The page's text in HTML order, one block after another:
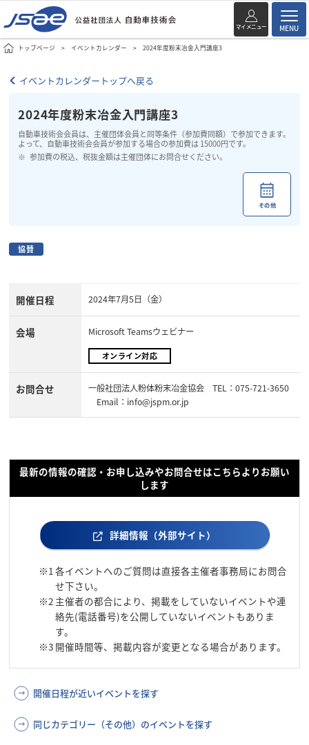
マイメニュー MENU
トップページ イベントカレンダー 2024年度粉末冶金入門講座3
イベントカレンダートップへ戻る
2024年度粉末冶金入門講座3
自動車技術会会員は、主催団体会員と同等条件（参加費同額）で参加できます。
よって、自動車技術会会員が参加する場合の参加費は 15000円です。
参加費の税込、税抜金額は主催団体にお問合せください。
その他
協賛
開催日程 2024年7月5日（金）
会場 Microsoft Teamsウェビナー
オンライン対応
お問合せ
一般社団法人粉体粉末冶金協会 TEL：075-721-3650
Email：info@jspm.or.jp
最新の情報の確認・お申し込みやお問合せはこちらよりお願い
します
詳細情報（外部サイト）
※1 各イベントへのご質問は直接各主催者事務局にお問合
せ下さい。
※2 主催者の都合により、掲載をしていないイベントや連
絡先(電話番号)を公開していないイベントもありま
す。
※3 開催時間等、掲載内容が変更となる場合があります。
開催日程が近いイベントを探す
同じカテゴリー（その他）のイベントを探す